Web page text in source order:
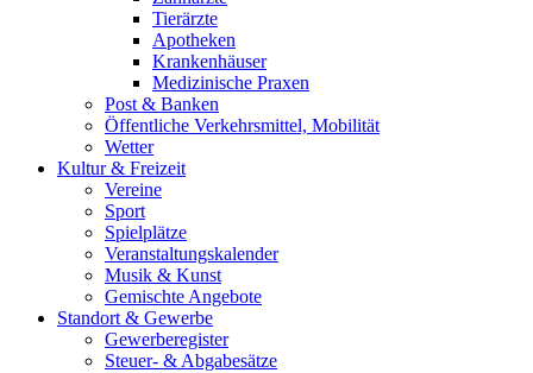
Tierärzte
Apotheken
Krankenhäuser
Medizinische Praxen
Post & Banken
Öffentliche Verkehrsmittel, Mobilität
Wetter
Kultur & Freizeit
Vereine
Sport
Spielplätze
Veranstaltungskalender
Musik & Kunst
Gemischte Angebote
Standort & Gewerbe
Gewerberegister
Steuer- & Abgabesätze